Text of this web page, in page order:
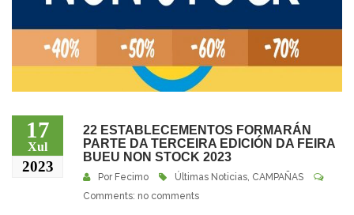
17
Xul
2023
22 ESTABLECEMENTOS FORMARÁN
PARTE DA TERCEIRA EDICIÓN DA FEIRA
BUEU NON STOCK 2023
Por Fecimo Últimas Noticias, CAMPAÑAS
Comments: no comments